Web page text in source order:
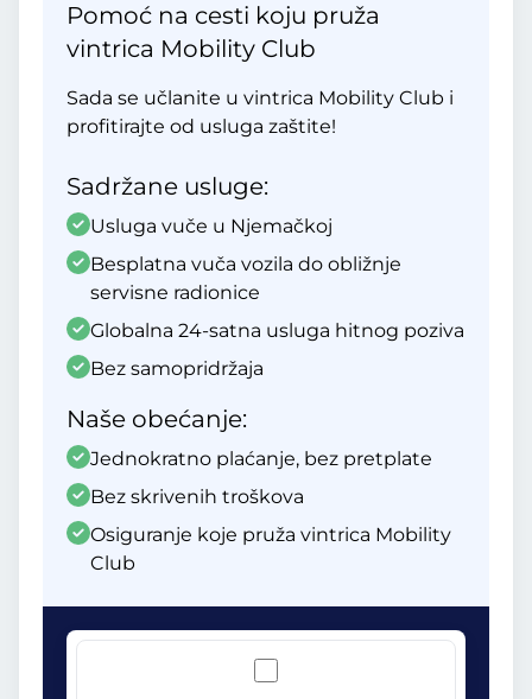
Pomoć na cesti koju pruža
vintrica Mobility Club
Sada se učlanite u vintrica Mobility Club i
profitirajte od usluga zaštite!
Sadržane usluge:
Usluga vuče u Njemačkoj
Besplatna vuča vozila do obližnje
servisne radionice
Globalna 24-satna usluga hitnog poziva
Bez samopridržaja
Naše obećanje:
Jednokratno plaćanje, bez pretplate
Bez skrivenih troškova
Osiguranje koje pruža vintrica Mobility
Club